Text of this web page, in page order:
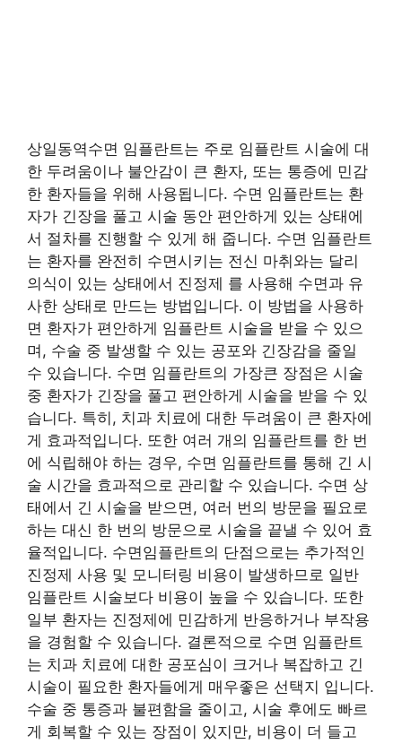
상일동역수면 임플란트는 주로 임플란트 시술에 대
한 두려움이나 불안감이 큰 환자, 또는 통증에 민감
한 환자들을 위해 사용됩니다. 수면 임플란트는 환
자가 긴장을 풀고 시술 동안 편안하게 있는 상태에
서 절차를 진행할 수 있게 해 줍니다. 수면 임플란트
는 환자를 완전히 수면시키는 전신 마취와는 달리
의식이 있는 상태에서 진정제 를 사용해 수면과 유
사한 상태로 만드는 방법입니다. 이 방법을 사용하
면 환자가 편안하게 임플란트 시술을 받을 수 있으
며, 수술 중 발생할 수 있는 공포와 긴장감을 줄일
수 있습니다. 수면 임플란트의 가장큰 장점은 시술
중 환자가 긴장을 풀고 편안하게 시술을 받을 수 있
습니다. 특히, 치과 치료에 대한 두려움이 큰 환자에
게 효과적입니다. 또한 여러 개의 임플란트를 한 번
에 식립해야 하는 경우, 수면 임플란트를 통해 긴 시
술 시간을 효과적으로 관리할 수 있습니다. 수면 상
태에서 긴 시술을 받으면, 여러 번의 방문을 필요로
하는 대신 한 번의 방문으로 시술을 끝낼 수 있어 효
율적입니다. 수면임플란트의 단점으로는 추가적인
진정제 사용 및 모니터링 비용이 발생하므로 일반
임플란트 시술보다 비용이 높을 수 있습니다. 또한
일부 환자는 진정제에 민감하게 반응하거나 부작용
을 경험할 수 있습니다. 결론적으로 수면 임플란트
는 치과 치료에 대한 공포심이 크거나 복잡하고 긴
시술이 필요한 환자들에게 매우좋은 선택지 입니다.
수술 중 통증과 불편함을 줄이고, 시술 후에도 빠르
게 회복할 수 있는 장점이 있지만, 비용이 더 들고